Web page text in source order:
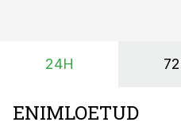
24H
ENIMLOETUD